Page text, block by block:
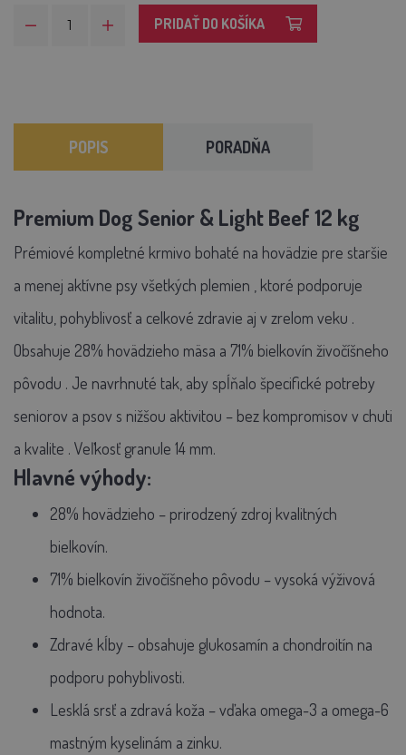
PRIDAŤ DO KOŠÍKA
POPIS PORADŇA
Premium Dog Senior & Light Beef 12 kg
Prémiové kompletné krmivo bohaté na hovädzie pre staršie
a menej aktívne psy všetkých plemien , ktoré podporuje
vitalitu, pohyblivosť a celkové zdravie aj v zrelom veku .
Obsahuje 28% hovädzieho mäsa a 71% bielkovín živočíšneho
pôvodu . Je navrhnuté tak, aby spĺňalo špecifické potreby
seniorov a psov s nižšou aktivitou – bez kompromisov v chuti
a kvalite . Veľkosť granule 14 mm.
Hlavné výhody:
28% hovädzieho – prirodzený zdroj kvalitných
bielkovín.
71% bielkovín živočíšneho pôvodu – vysoká výživová
hodnota.
Zdravé kĺby – obsahuje glukosamín a chondroitín na
podporu pohyblivosti.
Lesklá srsť a zdravá koža – vďaka omega-3 a omega-6
mastným kyselinám a zinku.